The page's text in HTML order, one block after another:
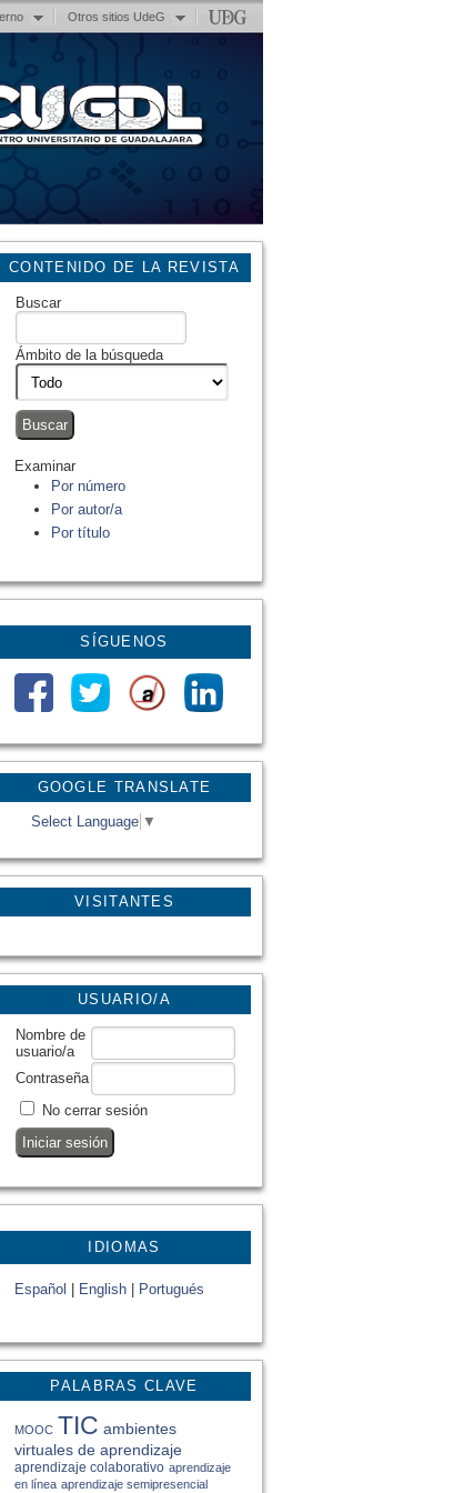
Otros sitios UdeG
GOOGLE TRANSLATE
Select Language ▼
VISITANTES
CONTENIDO DE LA REVISTA
Buscar
Ámbito de la búsqueda
Examinar
Por número
Por autor/a
Por título
SÍGUENOS
USUARIO/A
Nombre de
usuario/a
Contraseña
No cerrar sesión
IDIOMAS
Español English Portugués
PALABRAS CLAVE
MOOC TIC ambientes
virtuales de aprendizaje
aprendizaje colaborativo aprendizaje
en línea aprendizaje semipresencial